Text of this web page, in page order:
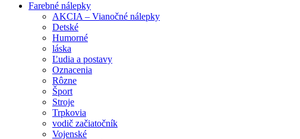
Farebné nálepky
AKCIA – Vianočné nálepky
Detské
Humorné
láska
Ľudia a postavy
Oznacenia
Rôzne
Šport
Stroje
Trpkovia
vodič začiatočník
Vojenské